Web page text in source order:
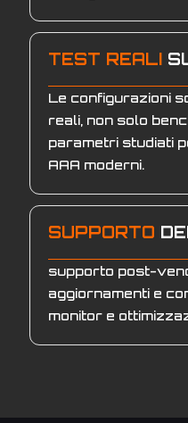
TEST REALI
Le configurazioni
reali, non solo
parametri studiati
AAA moderni.
SUPPORTO
supporto post-
aggiornamenti e
monitor e